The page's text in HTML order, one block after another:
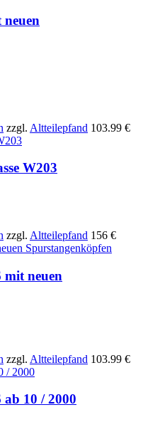
zzgl. Altteilepfand 103.99 €
W203
zzgl. Altteilepfand 156 €
mit neuen
zzgl. Altteilepfand 103.99 €
10 / 2000